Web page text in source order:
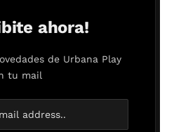
ahora!
de Urbana Play
tu mail